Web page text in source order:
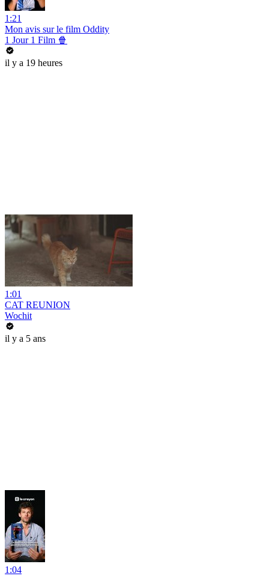
1:21
Mon avis sur le film Oddity
1 Jour 1 Film 🍿
il y a 19 heures
1:01
CAT REUNION
Wochit
il y a 5 ans
1:04